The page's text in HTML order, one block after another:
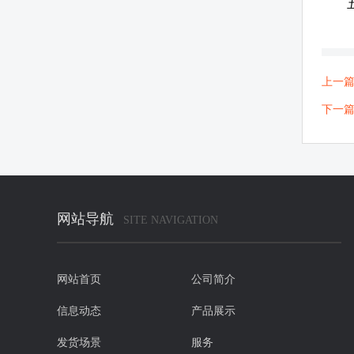
上一
下一
网站导航 SITE NAVIGATION
网站首页 公司简介
信息动态 产品展示
发货场景 服务